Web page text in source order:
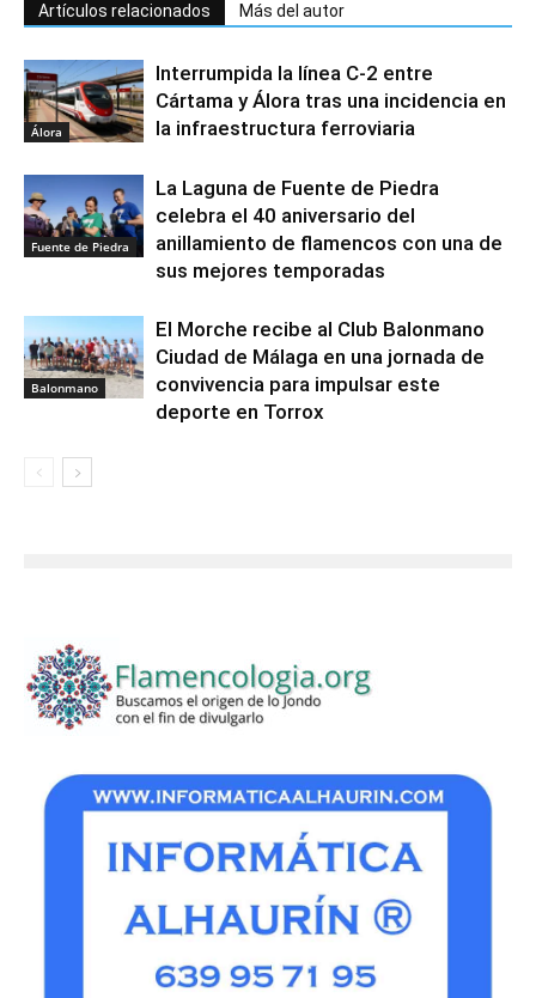
Artículos relacionados Más del autor
Álora
Interrumpida la línea C-2 entre
Cártama y Álora tras una incidencia en
la infraestructura ferroviaria
Fuente de Piedra
La Laguna de Fuente de Piedra
celebra el 40 aniversario del
anillamiento de flamencos con una de
sus mejores temporadas
Balonmano
El Morche recibe al Club Balonmano
Ciudad de Málaga en una jornada de
convivencia para impulsar este
deporte en Torrox